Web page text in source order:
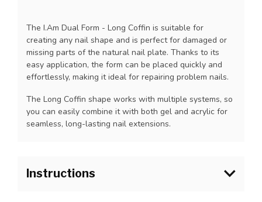
The I.Am Dual Form - Long Coffin is suitable for
creating any nail shape and is perfect for damaged or
missing parts of the natural nail plate. Thanks to its
easy application, the form can be placed quickly and
effortlessly, making it ideal for repairing problem nails.
The Long Coffin shape works with multiple systems, so
you can easily combine it with both gel and acrylic for
seamless, long-lasting nail extensions.
Instructions